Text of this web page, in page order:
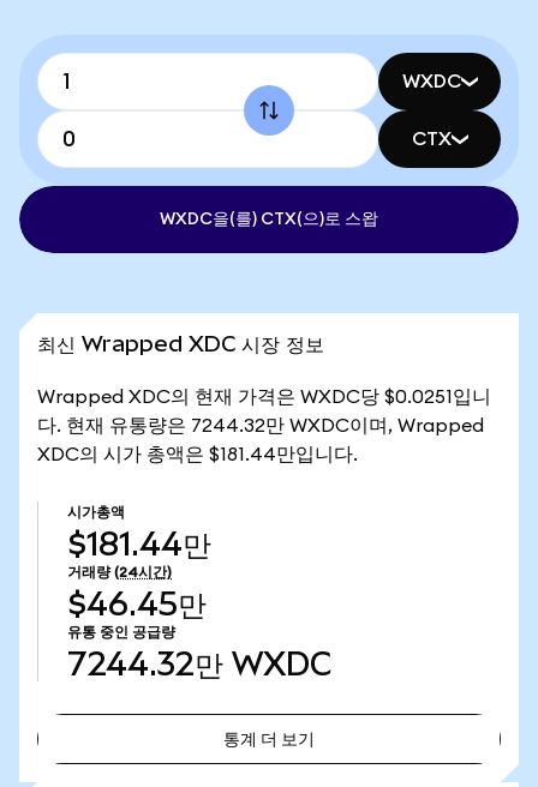
WXDC
CTX
WXDC을(를) CTX(으)로 스왑
최신 Wrapped XDC 시장 정보
Wrapped XDC의 현재 가격은 WXDC당 $0.0251입니
다. 현재 유통량은 7244.32만 WXDC이며, Wrapped
XDC의 시가 총액은 $181.44만입니다.
시가총액
$181.44만
거래량 (24시간)
$46.45만
유통 중인 공급량
7244.32만 WXDC
통계 더 보기